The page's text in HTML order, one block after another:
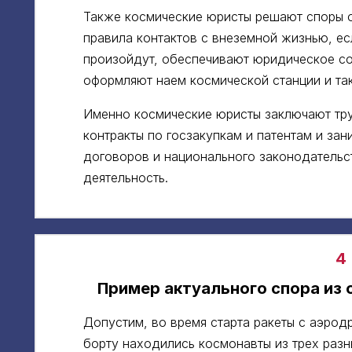
Также космические юристы решают споры
правила контактов с внеземной жизнью,
произойдут, обеспечивают юридическое
оформляют наем космической станции и
Именно космические юристы заключают
контракты по госзакупкам и патентам и
договоров и национального
деятельность.
4
Пример актуального спора из
Допустим, во время старта ракеты с
борту находились космонавты из трех